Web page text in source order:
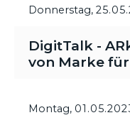
Donnerstag,
DigitTalk -
von Marke
Montag,